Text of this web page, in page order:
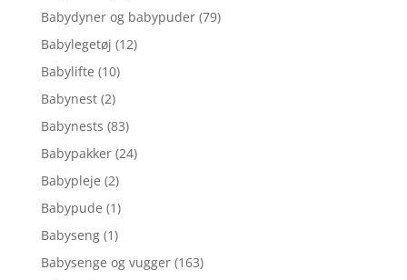
Babydyner og babypuder (79)
Babylegetøj (12)
Babylifte (10)
Babynest (2)
Babynests (83)
Babypakker (24)
Babypleje (2)
Babypude (1)
Babyseng (1)
Babysenge og vugger (163)